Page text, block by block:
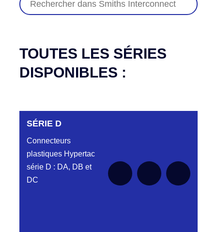
TOUTES LES SÉRIES
DISPONIBLES :
SÉRIE D
Connecteurs
plastiques Hypertac
série D : DA, DB et
DC